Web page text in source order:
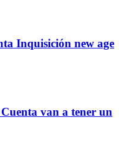
Inquisición new age
van a tener un